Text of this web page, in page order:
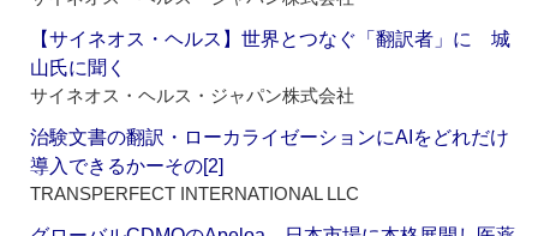
【サイネオス・ヘルス】世界とつなぐ「翻訳者」に 城
山氏に聞く
サイネオス・ヘルス・ジャパン株式会社
治験文書の翻訳・ローカライゼーションにAIをどれだけ
導入できるかーその[2]
TRANSPERFECT INTERNATIONAL LLC